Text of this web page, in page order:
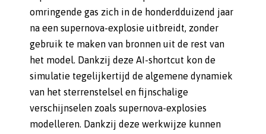
omringende gas zich in de honderdduizend jaar
na een supernova-explosie uitbreidt, zonder
gebruik te maken van bronnen uit de rest van
het model. Dankzij deze AI-shortcut kon de
simulatie tegelijkertijd de algemene dynamiek
van het sterrenstelsel en fijnschalige
verschijnselen zoals supernova-explosies
modelleren. Dankzij deze werkwijze kunnen